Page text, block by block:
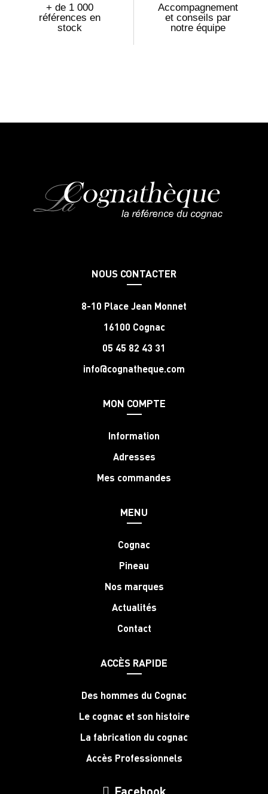
+ de 1 000
références en
stock
Accompagnement
et conseils par
notre équipe
NOUS CONTACTER
8-10 Place Jean Monnet
16100 Cognac
05 45 82 43 31
info@cognatheque.com
MON COMPTE
Information
Adresses
Mes commandes
MENU
Cognac
Pineau
Nos marques
Actualités
Contact
ACCÈS RAPIDE
Des hommes du Cognac
Le cognac et son histoire
La fabrication du cognac
Accès Professionnels
Facebook